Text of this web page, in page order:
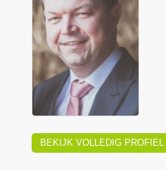
BEKIJK VOLLEDIG PROFIEL